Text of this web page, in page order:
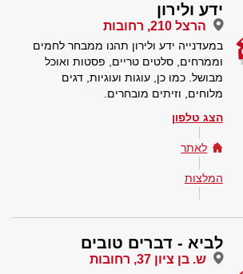
ידע ולירון
הרצל 210, רחובות
במעדנייה ידע ולירון תהנו ממבחר לחמים
וממרחים, סלטים טריים, פסטות ואוכל
מבושל. כמו כן, עוגות ועוגיות, דגים
מלוחים, וזיתים מובחרים.
הצג טלפון
לאתר
המלצות
לביא - דברים טובים
ש. בן ציון 37, רחובות